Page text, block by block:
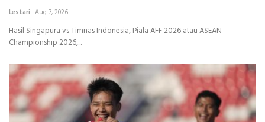
Lestari Aug 7, 2026
Hasil Singapura vs Timnas Indonesia, Piala AFF 2026 atau ASEAN
Championship 2026,...